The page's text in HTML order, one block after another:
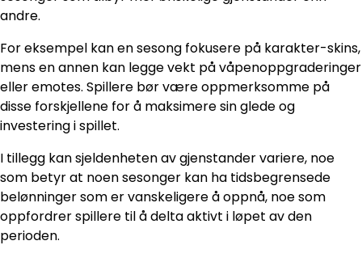
andre.
For eksempel kan en sesong fokusere på karakter-skins,
mens en annen kan legge vekt på våpenoppgraderinger
eller emotes. Spillere bør være oppmerksomme på
disse forskjellene for å maksimere sin glede og
investering i spillet.
I tillegg kan sjeldenheten av gjenstander variere, noe
som betyr at noen sesonger kan ha tidsbegrensede
belønninger som er vanskeligere å oppnå, noe som
oppfordrer spillere til å delta aktivt i løpet av den
perioden.